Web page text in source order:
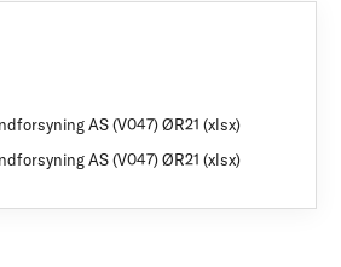
AS (V047) ØR21 (xlsx)
AS (V047) ØR21 (xlsx)